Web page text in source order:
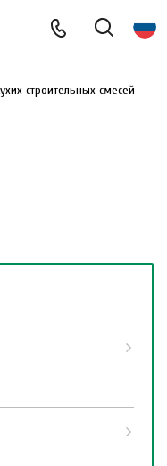
строительных смесей